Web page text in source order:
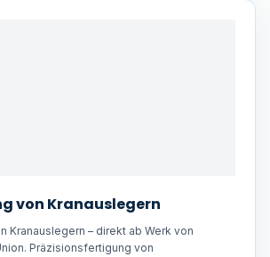
von Kranauslegern
Kranauslegern – direkt ab Werk von
Präzisionsfertigung von